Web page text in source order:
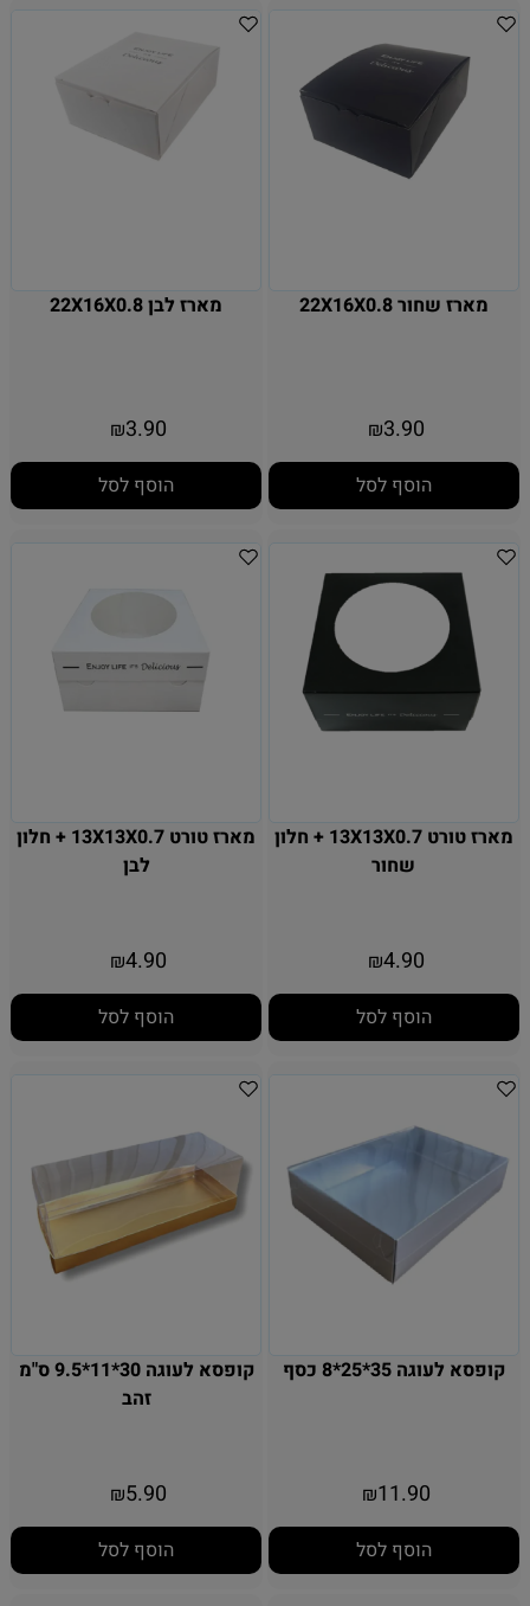
מארז שחור 22X16X0.8
₪3.90
הוסף לסל
מארז לבן 22X16X0.8
₪3.90
הוסף לסל
מארז טורט 13X13X0.7 + חלון
שחור
₪4.90
הוסף לסל
מארז טורט 13X13X0.7 + חלון
לבן
₪4.90
הוסף לסל
קופסא לעוגה 35*25*8 כסף
₪11.90
הוסף לסל
קופסא לעוגה 30*11*9.5 ס"מ
זהב
₪5.90
הוסף לסל